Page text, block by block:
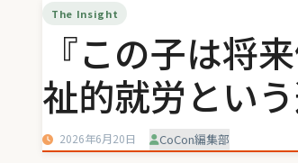
The Insight
『この子は将
祉的就労とい
2026年6月20日 CoCon編集部